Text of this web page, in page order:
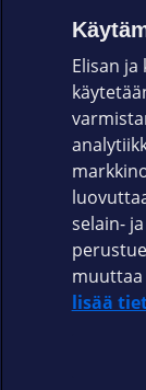
Elisan
selain-
muuttaa
lisää